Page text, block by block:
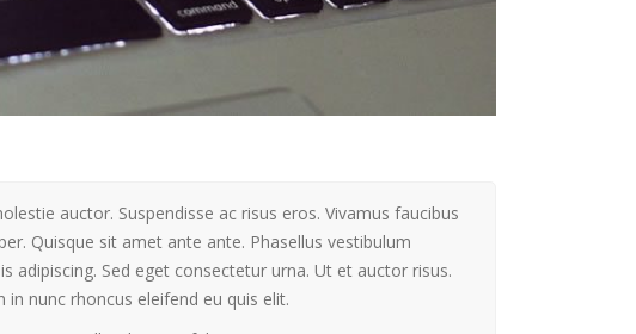
auctor. Suspendisse ac risus eros. Vivamus faucibus
Quisque sit amet ante ante. Phasellus vestibulum
adipiscing. Sed eget consectetur urna. Ut et auctor risus.
in nunc rhoncus eleifend eu quis elit.